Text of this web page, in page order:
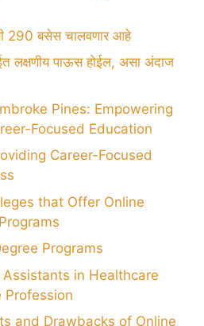
290 बसेस चालवणार आहे
लक्षणीय पाऊस होईल, असा अंदाज
Pines: Empowering
Focused Education
Career-Focused
that Offer Online
Programs
in Healthcare
Profession
and Drawbacks of Online